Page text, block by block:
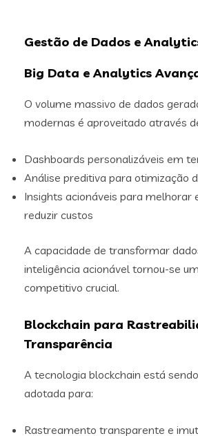
Gestão de Dados e
Big Data e Analytics
O volume massivo de dados
modernas é aproveitado através
Dashboards personalizáveis em
Análise preditiva para otimização
Insights acionáveis para melhorar
reduzir custos
A capacidade de transformar
inteligência acionável tornou-se
competitivo crucial.
Blockchain para
Transparência
A tecnologia blockchain está
adotada para:
Rastreamento transparente e